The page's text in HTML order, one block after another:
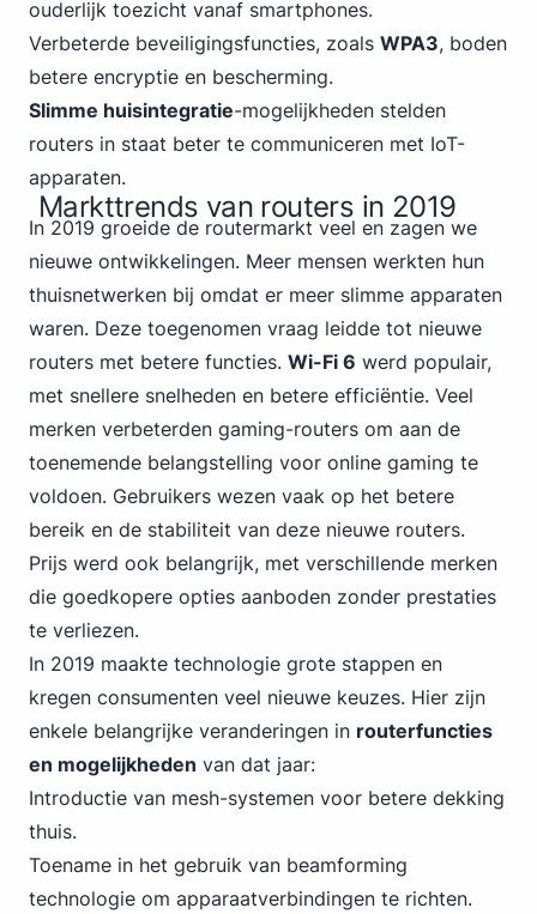
ouderlijk toezicht vanaf smartphones.
Verbeterde beveiligingsfuncties, zoals WPA3, boden
betere encryptie en bescherming.
Slimme huisintegratie-mogelijkheden stelden
routers in staat beter te communiceren met IoT-
apparaten.
Markttrends van routers in 2019
In 2019 groeide de routermarkt veel en zagen we
nieuwe ontwikkelingen. Meer mensen werkten hun
thuisnetwerken bij omdat er meer slimme apparaten
waren. Deze toegenomen vraag leidde tot nieuwe
routers met betere functies. Wi-Fi 6 werd populair,
met snellere snelheden en betere efficiëntie. Veel
merken verbeterden gaming-routers om aan de
toenemende belangstelling voor online gaming te
voldoen. Gebruikers wezen vaak op het betere
bereik en de stabiliteit van deze nieuwe routers.
Prijs werd ook belangrijk, met verschillende merken
die goedkopere opties aanboden zonder prestaties
te verliezen.
In 2019 maakte technologie grote stappen en
kregen consumenten veel nieuwe keuzes. Hier zijn
enkele belangrijke veranderingen in routerfuncties
en mogelijkheden van dat jaar:
Introductie van mesh-systemen voor betere dekking
thuis.
Toename in het gebruik van beamforming
technologie om apparaatverbindingen te richten.